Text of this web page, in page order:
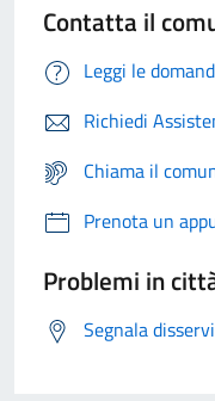
Contatta il
Leggi le
Richiedi
Chiama il
Prenota un
Problemi in
Segnala